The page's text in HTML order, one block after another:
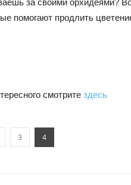
за своими орхидеями?
помогают продлить
смотрите здесь
3 4